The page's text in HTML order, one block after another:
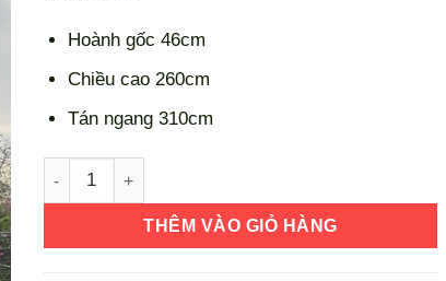
Hoành gốc 46cm
Chiều cao 260cm
Tán ngang 310cm
Cây Hoa Giấy Mã HG011 số lượng
THÊM VÀO GIỎ HÀNG